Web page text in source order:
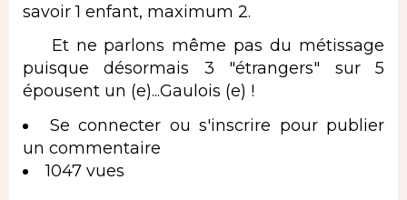
savoir 1 enfant, maximum 2.
Et ne parlons même pas du métissage
puisque désormais 3 "étrangers" sur 5
épousent un (e)...Gaulois (e) !
Se connecter ou s'inscrire pour publier
un commentaire
1047 vues